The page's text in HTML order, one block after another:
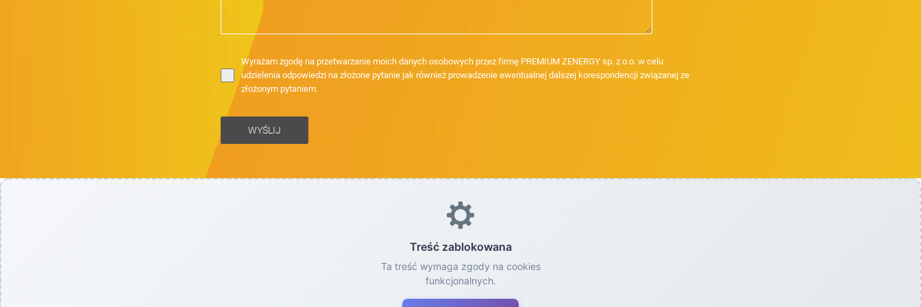
Wyrażam zgodę na przetwarzanie moich danych osobowych przez firmę PREMIUM ZENERGY sp. z o.o. w celu
udzielenia odpowiedzi na złożone pytanie jak również prowadzenie ewentualnej dalszej korespondencji związanej ze
złożonym pytaniem.
WYŚLIJ
Treść zablokowana
Ta treść wymaga zgody na cookies
funkcjonalnych.